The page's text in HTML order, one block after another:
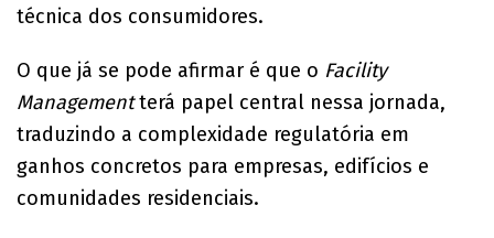
técnica dos consumidores.
O que já se pode afirmar é que o Facility
Managementterá papel central nessa jornada,
traduzindo a complexidade regulatória em
ganhos concretos para empresas, edifícios e
comunidades residenciais.